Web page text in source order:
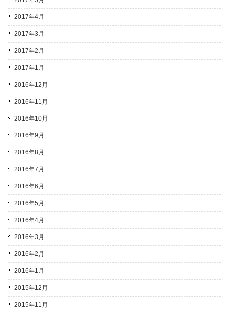
2017年4月
2017年3月
2017年2月
2017年1月
2016年12月
2016年11月
2016年10月
2016年9月
2016年8月
2016年7月
2016年6月
2016年5月
2016年4月
2016年3月
2016年2月
2016年1月
2015年12月
2015年11月